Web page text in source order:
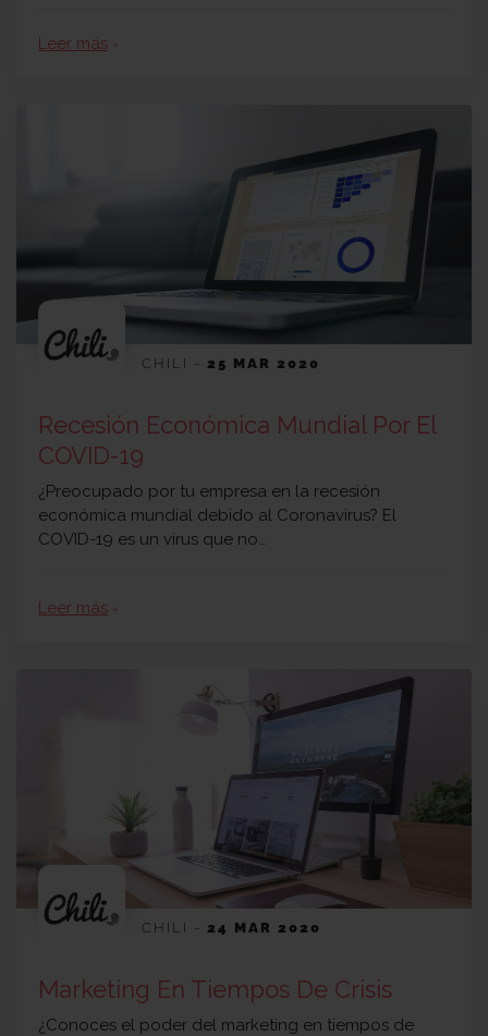
Leer más arrow_forward
CHILI - 25 MAR 2020
Recesión Económica Mundial Por El
COVID-19
¿Preocupado por tu empresa en la recesión
económica mundial debido al Coronavirus? El
COVID-19 es un virus que no…
Leer más arrow_forward
CHILI - 24 MAR 2020
Marketing En Tiempos De Crisis
¿Conoces el poder del marketing en tiempos de